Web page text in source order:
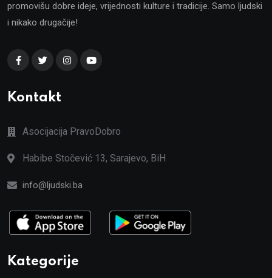
promovišu dobre ideje, vrijednosti kulture i tradicije. Samo ljudski
i nikako drugačije!
Kontakt
Asocijacija PravoDobro
Habibe Stočević 13, Sarajevo, BiH
info@ljudski.ba
Kategorije